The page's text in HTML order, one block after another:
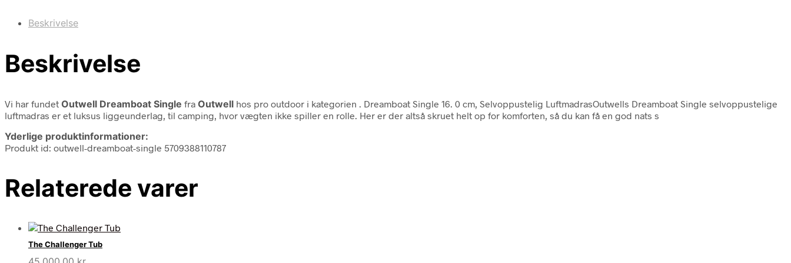
Beskrivelse
Beskrivelse
Vi har fundet Outwell Dreamboat Single fra Outwell hos pro outdoor i kategorien
. Dreamboat Single 16. 0 cm, Selvoppustelig LuftmadrasOutwells Dreamboat Single selvoppustelige
luftmadras er et luksus liggeunderlag, til camping, hvor vægten ikke spiller en rolle. Her er der altså skruet helt op for komforten, så du kan få en god nats s
Yderlige produktinformationer:
Produkt id: outwell-dreamboat-single 5709388110787
Relaterede varer
The Challenger Tub